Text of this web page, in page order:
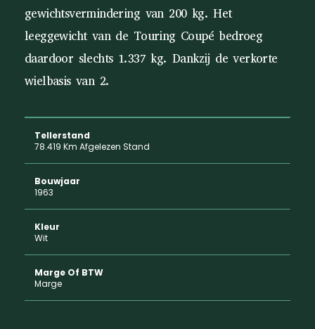
gewichtsvermindering van 200 kg. Het
leeggewicht van de Touring Coupé bedroeg
daardoor slechts 1.337 kg. Dankzij de verkorte
wielbasis van 2.
Tellerstand
78.419 Km Afgelezen Stand
Bouwjaar
1963
Kleur
Wit
Marge Of BTW
Marge